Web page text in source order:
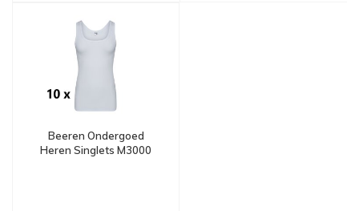
Beeren Ondergoed
Heren Singlets M3000